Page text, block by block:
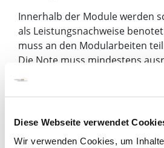
Diese Webseite verwendet
Wir verwenden Cookies, um
Innerhalb der Module werden
als Leistungsnachweise
muss an den Modularbeiten
Die Note muss mindestens
wird der Teilnehmer nicht zur
M - Module -
Modulzertifikate